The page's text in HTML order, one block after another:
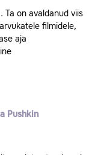
Ta on avaldanud viis
filmidele,
aja
Pushkin